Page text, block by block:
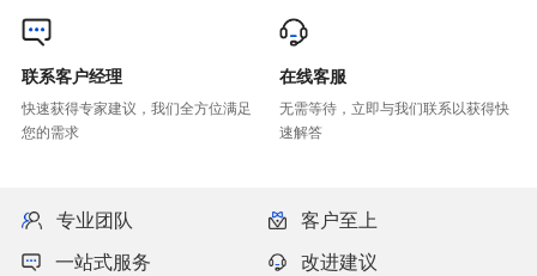
联系客户经理
您的需求
在线客服
速解答
专业团队 客户至上
一站式服务 改进建议